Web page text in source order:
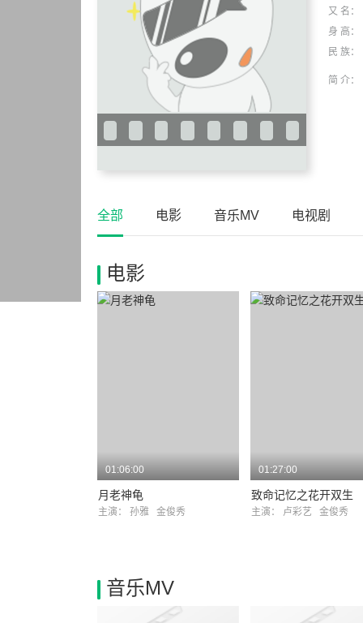
又 名：
身 高：
民 族：
简 介：
全部 电影 音乐MV 电视剧
电影
01:06:00
月老神龟
主演： 孙雅 金俊秀
01:27:00
致命记忆之花开双生
主演： 卢彩艺 金俊秀
音乐MV